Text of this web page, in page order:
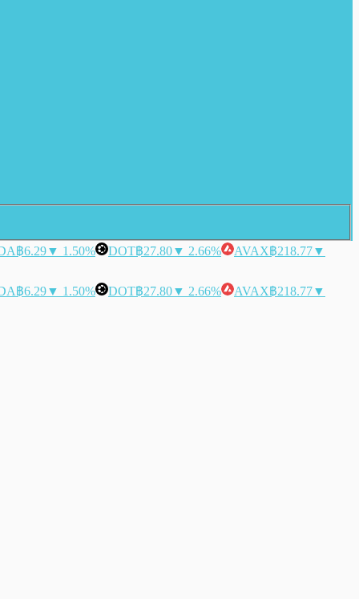
฿6.29▼ 1.50% DOT฿27.80▼ 2.66% AVAX฿218.77▼
฿6.29▼ 1.50% DOT฿27.80▼ 2.66% AVAX฿218.77▼